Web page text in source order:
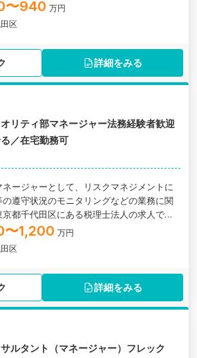
契約書の作成、クライアントやPwCの海外
の打ち合わせへの参加、議事録作成、申告
、プロジェクトマネジメントなどの業務に
〜940 万円
区
詳細をみる
オリティ部マネージャー法務経験者歓迎
／在宅勤務可
ージャーとして、リスクマネジメントに
遵守状況のモニタリングなどの業務に関
都千代田区にある税理士法人の求人で
〜1,200 万円
区
詳細をみる
ルタント（マネージャー）フレック